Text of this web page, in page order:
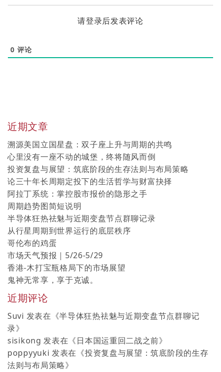
请登录后发表评论
0 评论
近期文章
溯源美国立国星盘：双子座上升与周期的共鸣
心里没有一座不动的城堡，终将随风而倒
投资复盘与展望：筑底阶段的生存法则与布局策略
论三十年长周期定投下的生活哲学与财富抉择
阿拉丁系统：掌控股市报价的隐形之手
周期趋势图简短说明
半导体狂热祛魅与近期变盘节点群聊记录
从行星周期到世界运行的底层秩序
哥伦布的鸡蛋
市场天气预报｜5/26-5/29
香港-木打宝瓶格局下的市场展望
鬼神无常享，享于克诚。
近期评论
Suvi 发表在《半导体狂热祛魅与近期变盘节点群聊记
录》
sisikong 发表在《日本国运重回二战之前》
poppyyuki 发表在《投资复盘与展望：筑底阶段的生存
法则与布局策略》